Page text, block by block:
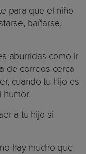
para que el niño
bañarse,
aburridas como ir
de correos cerca
cuando tu hijo es
a tu hijo si
hay mucho que